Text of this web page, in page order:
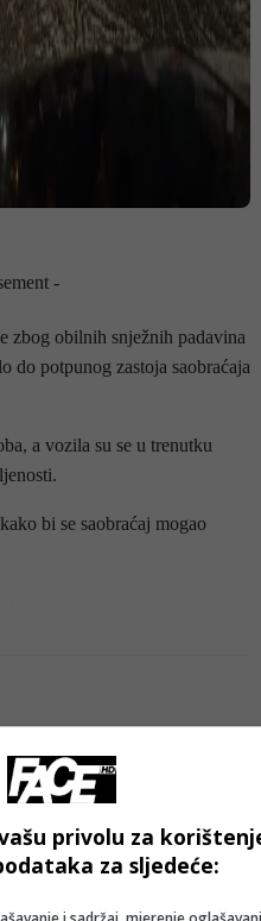
-
zbog obilnih snježnih padavina
do potpunog zastoja saobraćaja
a vozila su se u trenutku
bi se saobraćaj mogao
dozvolu da poveća cijenu
Luku. Traži pogodno
privolu za
za sljedeće: